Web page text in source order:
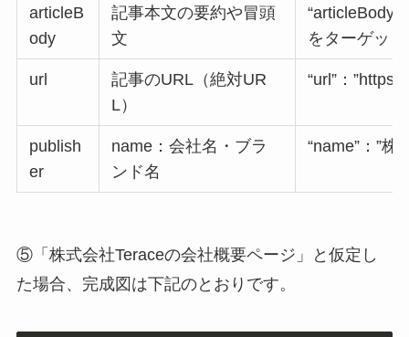
articleB
ody
記事本文の要約や冒頭
文
をターゲッ
url
記事のURL（絶対UR
L）
“url”：
publish
er
name：会社名・ブラ
ンド名
“name”：”株
⑤「株式会社Teraceの会社概要ページ」と仮定し
た場合、完成図は下記のとおりです。